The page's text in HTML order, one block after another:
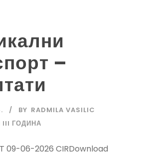
–
BY RADMILA VASILIC
III ГОДИНА
09-06-2026 CIRDownload